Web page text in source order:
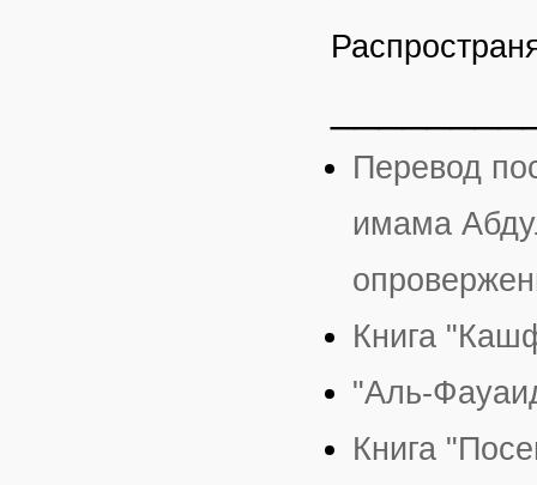
Перевод
имама
Книга
"Аль-
Книга